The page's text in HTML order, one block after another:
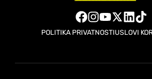
POLITIKA PRIVATNOSTIUSLOVI